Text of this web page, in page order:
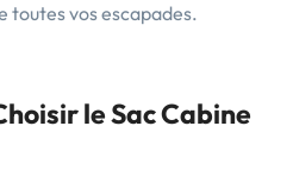
toutes vos escapades.
le Sac Cabine